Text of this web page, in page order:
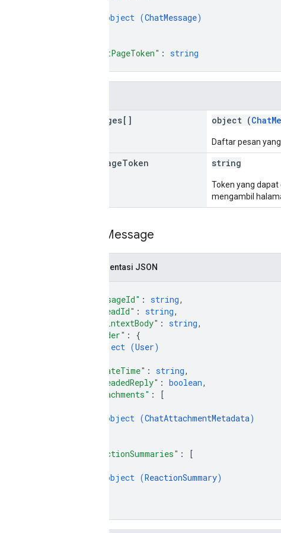
object (ChatMessage)
"nextPageToken" : string
messages[] object (
Daftar pesan
PageToken string
Token yang
mengambil
Message
Representasi JSON
"messageId" : string,
"threadId" : string,
"plaintextBody" : string,
"sender" : {
object (User)
"createTime" : string,
"threadedReply" : boolean,
"attachments" :
[
object (ChatAttachmentMetadata)
"reactionSummaries" :
[
object (ReactionSummary)